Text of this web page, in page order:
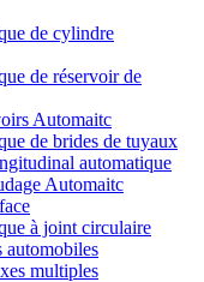
de cylindre
de réservoir de
Automaitc
de brides de tuyaux
automatique
Automaitc
à joint circulaire
automobiles
multiples